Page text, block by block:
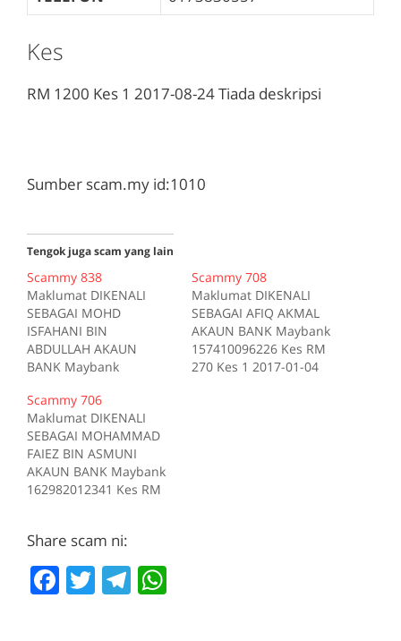
Kes
RM 1200 Kes 1 2017-08-24Tiada deskripsi
Sumber scam.my id:1010
Tengok juga scam yang lain
Scammy 838
Maklumat DIKENALI
SEBAGAI MOHD
ISFAHANI BIN
ABDULLAH AKAUN
BANK Maybank
1010 Kes 1 2017-03-06
Tiada deskripsi
Sumber scam.my id:838
Scammy 708
Maklumat DIKENALI
SEBAGAI AFIQ AKMAL
AKAUN BANK Maybank
157410096226 Kes RM
270 Kes 1 2017-01-04
Scammy 706
Maklumat DIKENALI
SEBAGAI MOHAMMAD
FAIEZ BIN ASMUNI
AKAUN BANK Maybank
162982012341 Kes RM
Sumber scam.my id:706
Share scam ni:
F
a
T
w
T
el